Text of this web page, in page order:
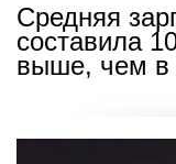
Средняя
составила
выше, чем в